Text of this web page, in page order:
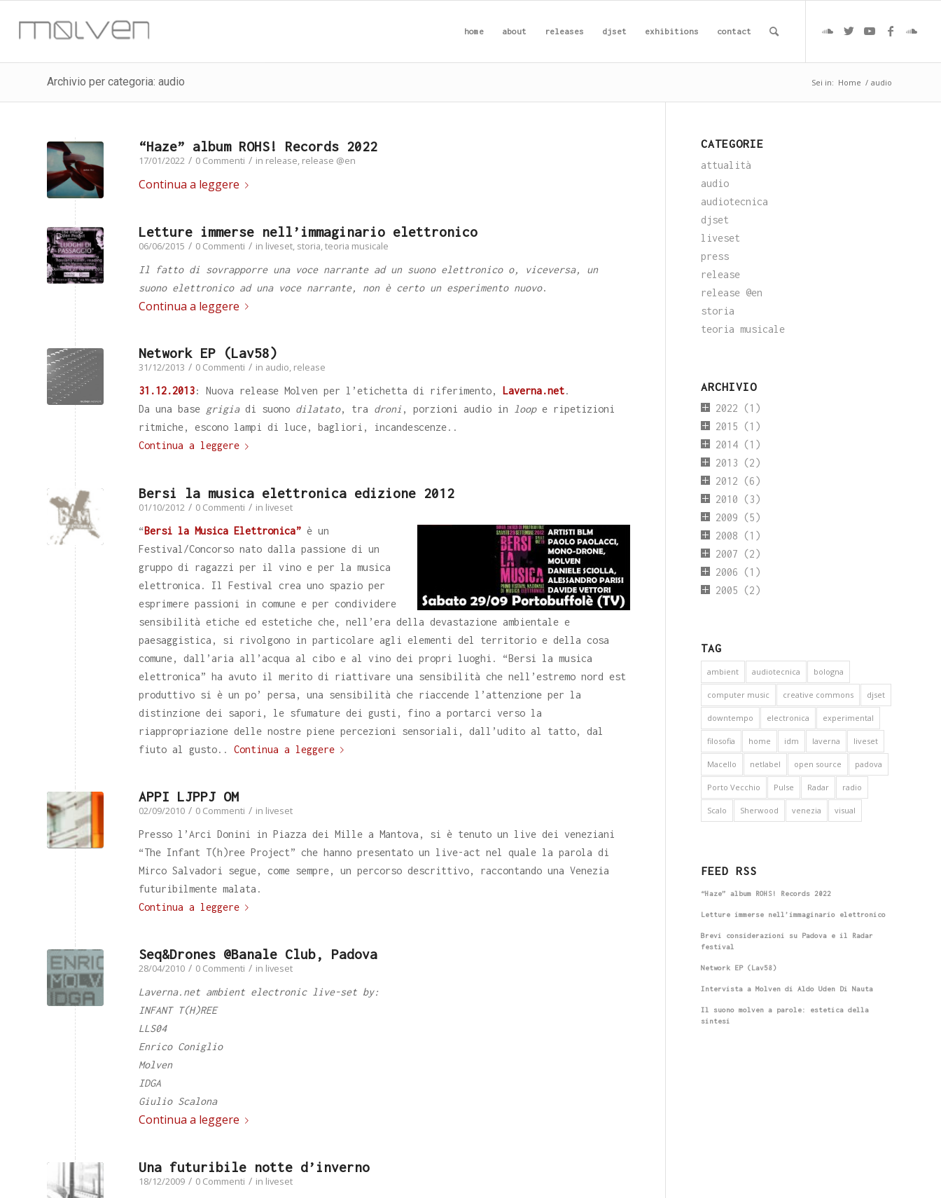
home about releases djset exhibitions contact
Archivio per categoria: audio Sei in: Home / audio
“Haze” album ROHS! Records 2022
17/01/2022 / 0 Commenti / in release, release @en
Continua a leggere
Letture immerse nell’immaginario elettronico
06/06/2015 / 0 Commenti / in liveset, storia,teoria musicale
Il fatto di sovrapporre una voce narrante ad un suono elettronico o, viceversa, un
suono elettronico ad una voce narrante, non è certo un esperimento nuovo.
Continua a leggere
Network EP (Lav58)
31/12/2013 / 0 Commenti / in audio, release
31.12.2013: Nuova release Molven per l’etichetta di riferimento, Laverna.net.
Da una base grigiadi suono dilatato, tra droni , porzioni audio in loope ripetizioni
ritmiche, escono lampi di luce, bagliori, incandescenze..
Continua a leggere
Bersi la musica elettronica edizione 2012
01/10/2012 / 0 Commenti / in liveset
“Bersi la Musica Elettronica” è un
Festival/Concorso nato dalla passione di un
gruppo di ragazzi per il vino e per la musica
elettronica. Il Festival crea uno spazio per
esprimere passioni in comune e per condividere
sensibilità etiche ed estetiche che, nell’era della devastazione ambientale e
paesaggistica, si rivolgono in particolare agli elementi del territorio e della cosa
comune, dall’aria all’acqua al cibo e al vino dei propri luoghi. “Bersi la musica
elettronica” ha avuto il merito di riattivare una sensibilità che nell’estremo nord est
produttivo si è un po’ persa, una sensibilità che riaccende l’attenzione per la
distinzione dei sapori, le sfumature dei gusti, fino a portarci verso la
riappropriazione delle nostre piene percezioni sensoriali, dall’udito al tatto, dal
fiuto al gusto.. Continua a leggere
APPI LJPPJ OM
02/09/2010 / 0 Commenti / in liveset
Presso l’Arci Donini in Piazza dei Mille a Mantova, si è tenuto un live dei veneziani
“The Infant T(h)ree Project” che hanno presentato un live-act nel quale la parola di
Mirco Salvadori segue, come sempre, un percorso descrittivo, raccontando una Venezia
futuribilmente malata.
Continua a leggere
Seq&Drones @Banale Club, Padova
28/04/2010 / 0 Commenti / in liveset
Laverna.net ambient electronic live-set by:
INFANT T(H)REE
LLS04
Enrico Coniglio
Molven
IDGA
Giulio Scalona
Continua a leggere
Una futuribile notte d’inverno
18/12/2009 / 0 Commenti / in liveset
CATEGORIE
attualità
audio
audiotecnica
djset
liveset
press
release
release @en
storia
teoria musicale
ARCHIVIO
2022 (1)
2015 (1)
2014 (1)
2013 (2)
2012 (6)
2010 (3)
2009 (5)
2008 (1)
2007 (2)
2006 (1)
2005 (2)
TAG
ambient audiotecnica bologna
computer music creative commons djset
downtempo electronica experimental
filosofia home idm laverna liveset
Macello netlabel open source padova
Porto Vecchio Pulse Radar radio
Scalo Sherwood venezia visual
FEED RSS
“Haze” album ROHS! Records 2022
Letture immerse nell’immaginario elettronico
Brevi considerazioni su Padova e il Radar
festival
Network EP (Lav58)
Intervista a Molven di Aldo Uden Di Nauta
Il suono molven a parole: estetica della
sintesi